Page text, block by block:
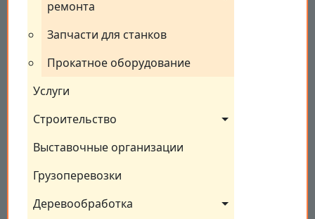
ремонта
Запчасти для станков
Прокатное оборудование
Услуги
Строительство
Выставочные организации
Грузоперевозки
Деревообработка